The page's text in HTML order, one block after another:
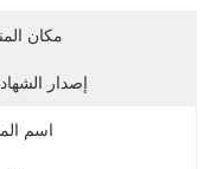
مكان
إصدار
اسم